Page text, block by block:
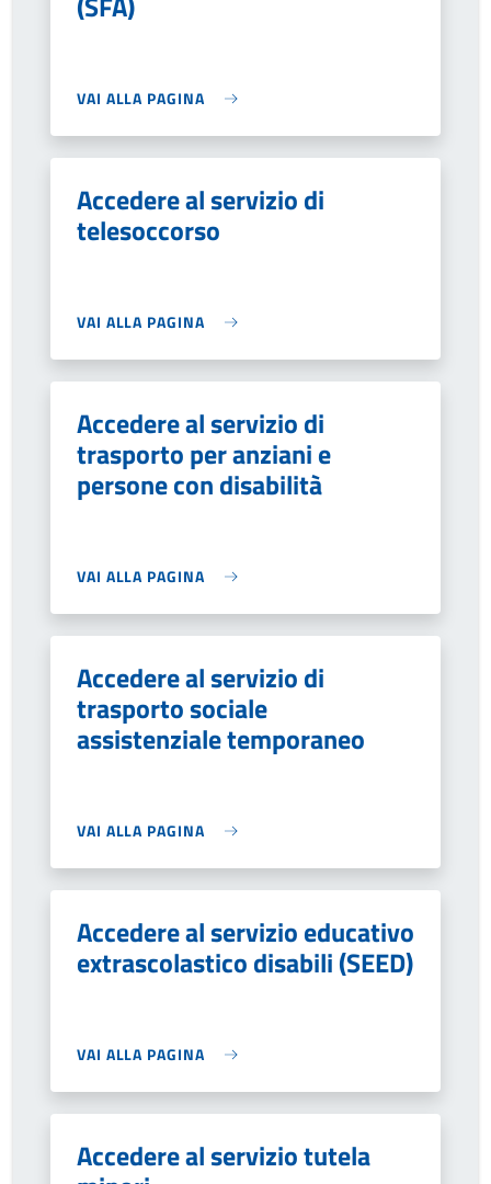
VAI ALLA PAGINA
Accedere al servizio di
telesoccorso
VAI ALLA PAGINA
Accedere al servizio di
trasporto per anziani e
persone con disabilità
VAI ALLA PAGINA
Accedere al servizio di
trasporto sociale
assistenziale temporaneo
VAI ALLA PAGINA
Accedere al servizio educativo
extrascolastico disabili (SEED)
VAI ALLA PAGINA
Accedere al servizio tutela